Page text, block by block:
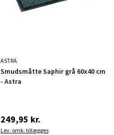
ASTRA
Smudsmåtte Saphir grå 60x40 cm
- Astra
249,95 kr.
Lev. omk. tillægges